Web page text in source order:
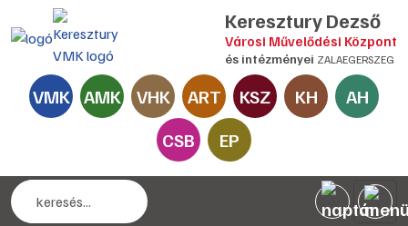
Keresztury Dezső
Városi Művelődési Központ
és intézményei ZALAEGERSZEG
VMK AMK VHK ART KSZ KH
AH
CSB
EP